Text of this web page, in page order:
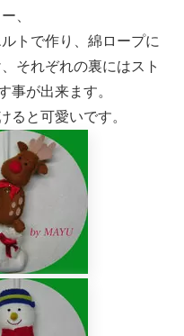
、
トで作り、綿ロープに
それぞれの裏にはスト
事が出来ます。
ると可愛いです。